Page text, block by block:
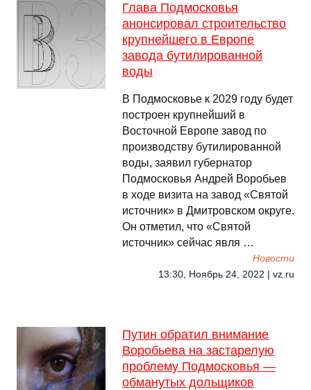
Глава Подмосковья
анонсировал строительство
крупнейшего в Европе
завода бутилированной
воды
В Подмосковье к 2029 году будет
построен крупнейший в
Восточной Европе завод по
производству бутилированной
воды, заявил губернатор
Подмосковья Андрей Воробьев
в ходе визита на завод «Святой
источник» в Дмитровском округе.
Он отметил, что «Святой
источник» сейчас явля …
Новости
13:30, Ноябрь 24, 2022 | vz.ru
Путин обратил внимание
Воробьева на застарелую
проблему Подмосковья —
обманутых дольщиков